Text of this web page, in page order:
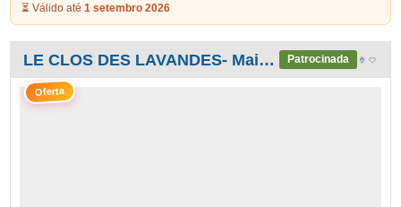
⏳ Válido até1 setembro 2026
Oferta
LE CLOS DES LAVANDES- Maison d'hôtes de charme climatisée en PROVENCE Patrocinada